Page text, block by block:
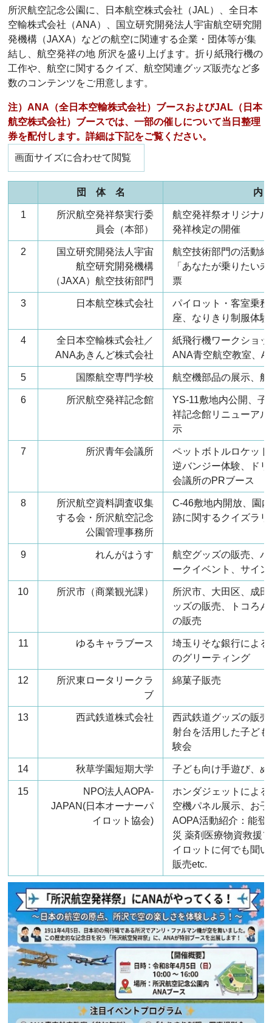
所沢航空記念公園に、日本航空株式会社（JAL）、全日本
空輸株式会社（ANA）、国立研究開発法人宇宙航空研究開
発機構（JAXA）などの航空に関連する企業・団体等が集
結し、航空発祥の地 所沢を盛り上げます。折り紙飛行機の
工作や、航空に関するクイズ、航空関連グッズ販売など多
数のコンテンツをご用意します。
注）ANA（全日本空輸株式会社）ブースおよびJAL（日本
航空株式会社）ブースでは、一部の催しについて当日整理
券を配付します。詳細は下記をご覧ください。
画面サイズに合わせて閲覧
団 体 名 内
1
所沢航空発祥祭実行委
員会（本部）
航空発祥祭オリジナ
発祥検定の開催
2
国立研究開発法人宇宙
航空研究開発機構
（JAXA）航空技術部門
航空技術部門の活動
「あなたが乗りたい
票
3 日本航空株式会社
パイロット・客室乗
座、なりきり制服体
4
全日本空輸株式会社／
ANAあきんど株式会社
紙飛行機ワークショ
ANA青空航空教室、
5 国際航空専門学校 航空機部品の展示、
6 所沢航空発祥記念館
YS-11敷地内公開、子
祥記念館リニューア
示
7 所沢青年会議所
ペットボトルロケッ
逆バンジー体験、ド
会議所のPRブース
8
所沢航空資料調査収集
する会・所沢航空記念
公園管理事務所
C-46敷地内開放、園
跡に関するクイズラリ
9 れんがはうす
航空グッズの販売、
ークイベント、サイン
10 所沢市（商業観光課）
所沢市、大田区、成
ッズの販売、トコろ
の販売
11 ゆるキャラブース
埼玉りそな銀行によ
のグリーティング
12
所沢東ロータリークラ
ブ
綿菓子販売
13 西武鉄道株式会社
西武鉄道グッズの販
射台を活用した子ど
験会
14 秋草学園短期大学 子ども向け手遊び、ぬ
15
NPO法人AOPA-
JAPAN(日本オーナーパ
イロット協会)
ホンダジェットによ
空機パネル展示、お
AOPA活動紹介：能登
災 薬剤医療物資救援
イロットに何でも聞
販売etc.